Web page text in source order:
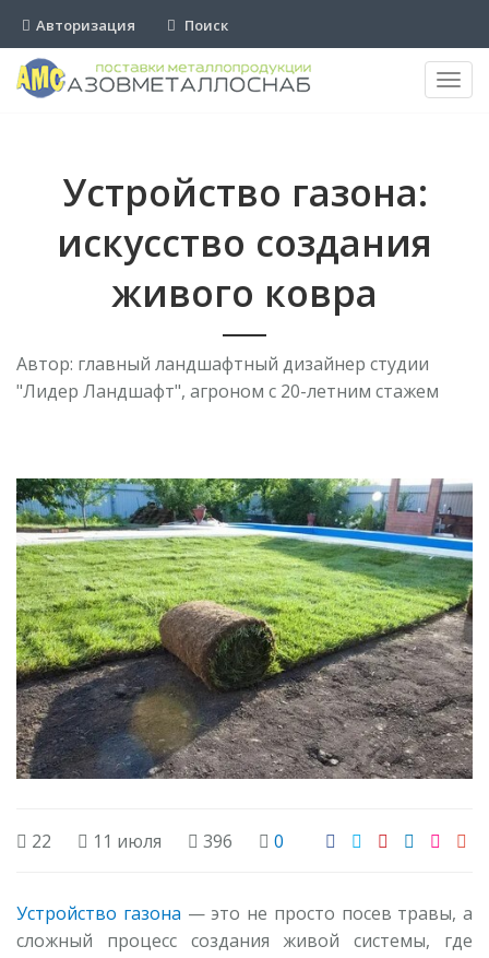
Авторизация Поиск
Устройство газона:
искусство создания
живого ковра
Автор: главный ландшафтный дизайнер студии
"Лидер Ландшафт", агроном с 20-летним стажем
22 11 июля 396 0
Устройство газона — это не просто посев травы, а
сложный процесс создания живой системы, где